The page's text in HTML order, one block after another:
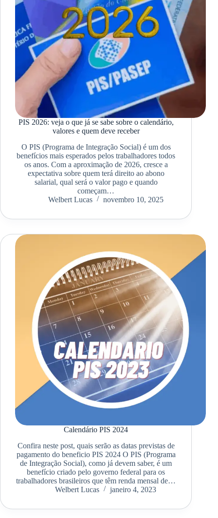
PIS 2026: veja o que já se sabe sobre o calendário,
valores e quem deve receber
O PIS (Programa de Integração Social) é um dos
benefícios mais esperados pelos trabalhadores todos
os anos. Com a aproximação de 2026, cresce a
expectativa sobre quem terá direito ao abono
salarial, qual será o valor pago e quando
começam…
Welbert Lucas
novembro 10, 2025
Calendário PIS 2024
Confira neste post, quais serão as datas previstas de
pagamento do beneficio PIS 2024 O PIS (Programa
de Integração Social), como já devem saber, é um
benefício criado pelo governo federal para os
trabalhadores brasileiros que têm renda mensal de…
Welbert Lucas
janeiro 4, 2023